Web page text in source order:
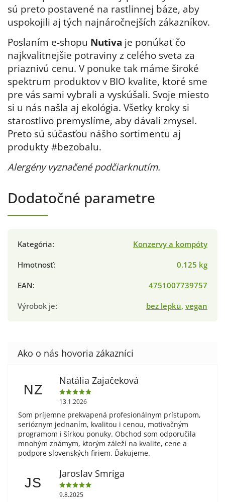
sú preto postavené na rastlinnej báze, aby
uspokojili aj tých najnáročnejších zákazníkov.
Poslaním e-shopu Nutiva je ponúkať čo
najkvalitnejšie potraviny z celého sveta za
priaznivú cenu. V ponuke tak máme široké
spektrum produktov v BIO kvalite, ktoré sme
pre vás sami vybrali a vyskúšali. Svoje miesto
si u nás našla aj ekológia. Všetky kroky si
starostlivo premyslíme, aby dávali zmysel.
Preto sú súčasťou nášho sortimentu aj
produkty #bezobalu.
Alergény vyznačené podčiarknutím.
Dodatočné parametre
Kategória:
Konzervy a kompóty
Hmotnosť:
0.125 kg
EAN:
4751007739757
Výrobok je: bez lepku, vegan
NZ
Natália Zajačeková
13.1.2026
Som príjemne prekvapená profesionálnym prístupom,
serióznym jednaním, kvalitou i cenou, motivačným
programom i šírkou ponuky. Obchod som odporučila
mnohým známym, ktorým záleží na kvalite, cene a
podpore slovenských firiem. Ďakujeme.
JS
Jaroslav Smriga
9.8.2025